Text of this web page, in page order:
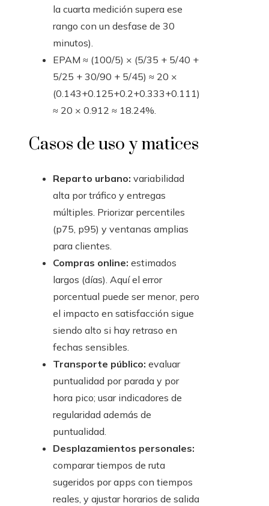
la cuarta medición supera ese
rango con un desfase de 30
minutos).
EPAM ≈ (100/5) × (5/35 + 5/40 +
5/25 + 30/90 + 5/45) ≈ 20 ×
(0.143+0.125+0.2+0.333+0.111)
≈ 20 × 0.912 ≈ 18.24%.
Casos de uso y matices
Reparto urbano: variabilidad
alta por tráfico y entregas
múltiples. Priorizar percentiles
(p75, p95) y ventanas amplias
para clientes.
Compras online: estimados
largos (días). Aquí el error
porcentual puede ser menor, pero
el impacto en satisfacción sigue
siendo alto si hay retraso en
fechas sensibles.
Transporte público: evaluar
puntualidad por parada y por
hora pico; usar indicadores de
regularidad además de
puntualidad.
Desplazamientos personales:
comparar tiempos de ruta
sugeridos por apps con tiempos
reales, y ajustar horarios de salida